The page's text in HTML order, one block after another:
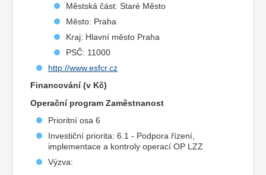
Městská část: Staré Město
Město: Praha
Kraj: Hlavní město Praha
PSČ: 11000
http://www.esfcr.cz
Financování (v Kč)
Operační program Zaměstnanost
Prioritní osa 6
Investiční priorita: 6.1 - Podpora řízení,
implementace a kontroly operací OP LZZ
Výzva: